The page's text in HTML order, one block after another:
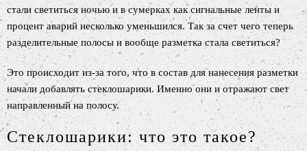
стали светиться ночью и в сумерках как сигнальные ленты и
процент аварий несколько уменьшился. Так за счет чего теперь
разделительные полосы и вообще разметка стала светиться?
Это происходит из-за того, что в состав для нанесения разметки
начали добавлять стеклошарики. Именно они и отражают свет
направленный на полосу.
Стеклошарики: что это такое?